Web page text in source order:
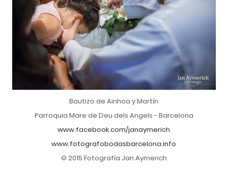
Bautizo de Ainhoa y Martín
Parroquia Mare de Deu dels Angels - Barcelona
www.facebook.com/janaymerich
www.fotografobodasbarcelona.info
© 2015 Fotografía Jan Aymerich